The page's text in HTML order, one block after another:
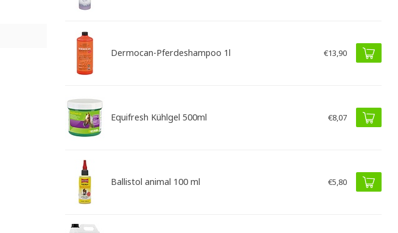
Dermocan-Pferdeshampoo 1l €13,90
Equifresh Kühlgel 500ml €8,07
Ballistol animal 100 ml €5,80